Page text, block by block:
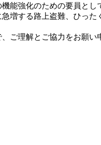
能強化のための要員と
増する路上盗難、ひっ
ご理解とご協力をお願い